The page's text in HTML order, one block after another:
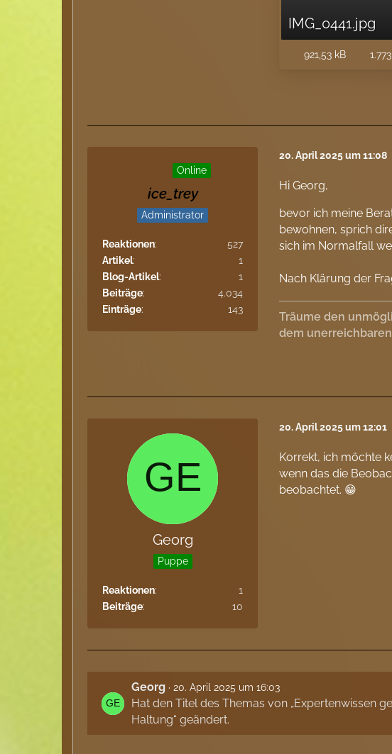
IMG_0441.jpg
921,53 kB
Online
ice_trey
Administrator
Reaktionen
527
Artikel
1
Blog-Artikel
1
Beiträge
4.034
Einträge
143
20. April 2025 um 11:08
Hi Georg,
bevor ich meine
bewohnen, sprich
sich im Normalfall
Nach Klärung der
Träume den
dem
Georg
Puppe
Reaktionen
1
Beiträge
10
20. April 2025 um 12:01
Korrekt, ich möchte
wenn das die
beobachtet. 😁
Georg 20. April 2025 um 16:03
Hat den Titel des Themas von „Expertenwissen
Haltung“ geändert.